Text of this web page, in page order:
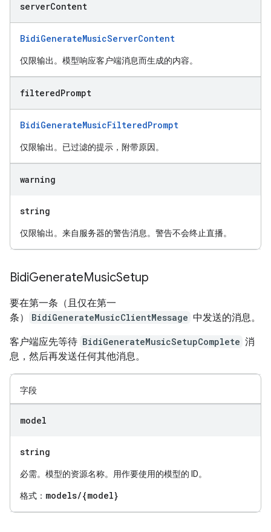
serverContent
BidiGenerateMusicServerContent
仅限输出。模型响应客户端消息而生成的内容。
filteredPrompt
BidiGenerateMusicFilteredPrompt
仅限输出。已过滤的提示，附带原因。
warning
string
仅限输出。来自服务器的警告消息。警告不会终止直播。
BidiGenerateMusicSetup
要在第一条（且仅在第一
条）
BidiGenerateMusicClientMessage 中发送的消息。
客户端应先等待 BidiGenerateMusicSetupComplete 消
息，然后再发送任何其他消息。
字段
model
string
必需。模型的资源名称。用作要使用的模型的 ID。
格式： models/{model}